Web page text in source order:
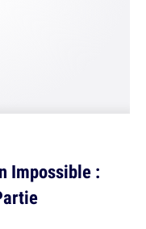
Impossible :